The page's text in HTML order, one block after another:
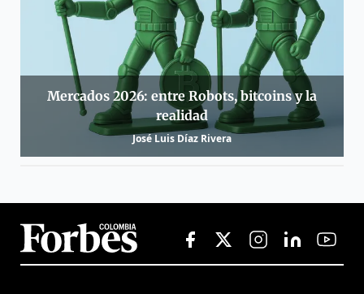
Mercados 2026: entre Robots, bitcoins y la
realidad
José Luis Díaz Rivera